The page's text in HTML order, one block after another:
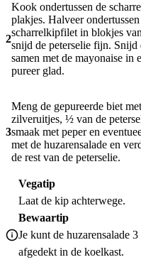
2
Kook ondertussen de
plakjes. Halveer
scharrelkipfilet in blokjes
snijd de peterselie fijn.
samen met de mayonaise in
pureer glad.
3
Meng de gepureerde biet
zilveruitjes, ½ van de
smaak met peper en
met de huzarensalade en
de rest van de peterselie.
Vegatip
Laat de kip achterwege.
Bewaartip
Je kunt de huzarensalade
afgedekt in de koelkast.